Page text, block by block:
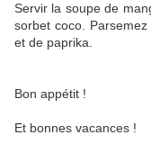
Servir la soupe de
sorbet coco.
et de paprika.
Bon appétit !
Et bonnes vacances !